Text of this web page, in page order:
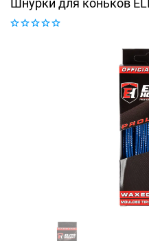
Шнурки для коньков